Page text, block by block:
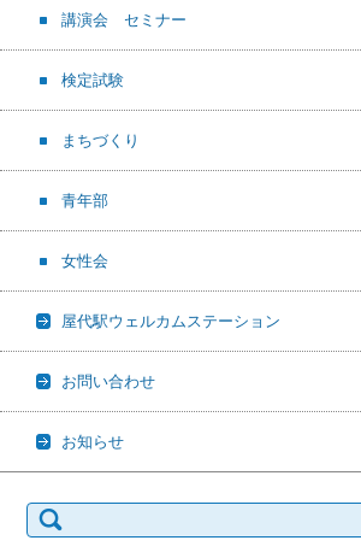
講演会 セミナー
検定試験
まちづくり
青年部
女性会
屋代駅ウェルカムステーション
お問い合わせ
お知らせ
索: